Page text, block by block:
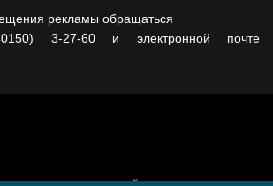
рекламы обращаться
3-27-60 и электронной почте